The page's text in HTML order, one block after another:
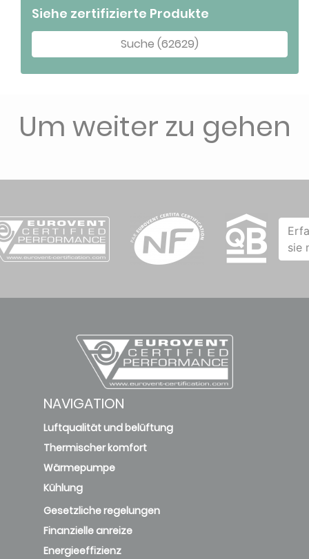
Siehe zertifizierte Produkte
Suche (62629)
Um weiter zu gehen
sie
NAVIGATION
Luftqualität und belüftung
Thermischer komfort
Wärmepumpe
Kühlung
Gesetzliche regelungen
Finanzielle anreize
Energieeffizienz